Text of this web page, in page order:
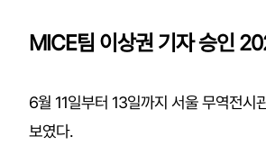
MICE팀 이상권 기자 승인
6월 11일부터 13일까지 서울 무역전시
보였다.